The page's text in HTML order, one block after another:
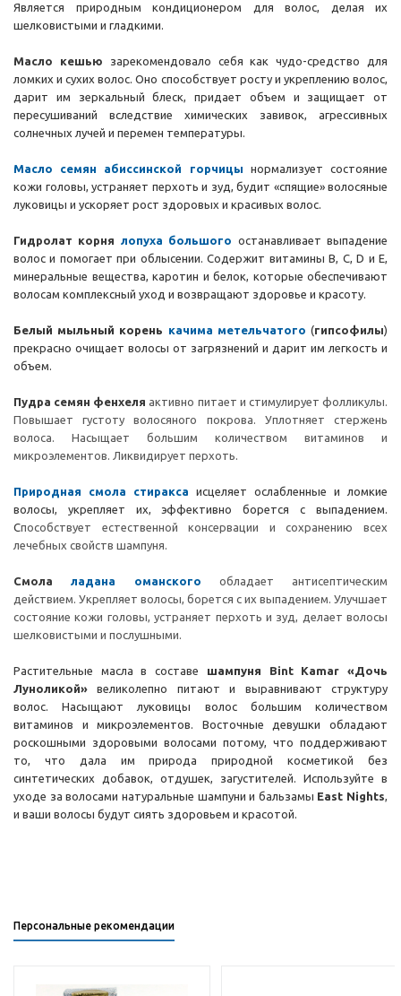
Является природным кондиционером для волос, делая их
шелковистыми и гладкими.
Масло кешью зарекомендовало себя как чудо-средство для
ломких и сухих волос. Оно способствует росту и укреплению волос,
дарит им зеркальный блеск, придает объем и защищает от
пересушиваний вследствие химических завивок, агрессивных
солнечных лучей и перемен температуры.
Масло семян абиссинской горчицы нормализует состояние
кожи головы, устраняет перхоть и зуд, будит «спящие» волосяные
луковицы и ускоряет рост здоровых и красивых волос.
Гидролат корня лопуха большого останавливает выпадение
волос и помогает при облысении. Содержит витамины B, C, D и E,
минеральные вещества, каротин и белок, которые обеспечивают
волосам комплексный уход и возвращают здоровье и красоту.
Белый мыльный корень качима метельчатого (гипсофилы)
прекрасно очищает волосы от загрязнений и дарит им легкость и
объем.
Пудра семян фенхеля активно питает и стимулирует фолликулы.
Повышает густоту волосяного покрова. Уплотняет стержень
волоса. Насыщает большим количеством витаминов и
микроэлементов. Ликвидирует перхоть.
Природная смола стиракса
исцеляет ослабленные и ломкие
волосы, укрепляет их, эффективно борется с выпадением.
Способствует естественной консервации и сохранению всех
лечебных свойств шампуня.
Смолаладана оманского
обладает антисептическим
действием. Укрепляет волосы, борется с их выпадением. Улучшает
состояние кожи головы, устраняет перхоть и зуд, делает волосы
шелковистыми и послушными.
Растительные масла в составе шампуня
Bint Kamar «Дочь
Луноликой»великолепно питают и выравнивают структуру
волос. Насыщают луковицы волос большим количеством
витаминов и микроэлементов. Восточные девушки обладают
роскошными здоровыми волосами потому, что поддерживают
то, что дала им природа природной косметикой без
синтетических добавок, отдушек, загустителей. Используйте в
уходе за волосами натуральные шампуни и бальзамы East Nights,
и ваши волосы будут сиять здоровьем и красотой.
Персональные рекомендации